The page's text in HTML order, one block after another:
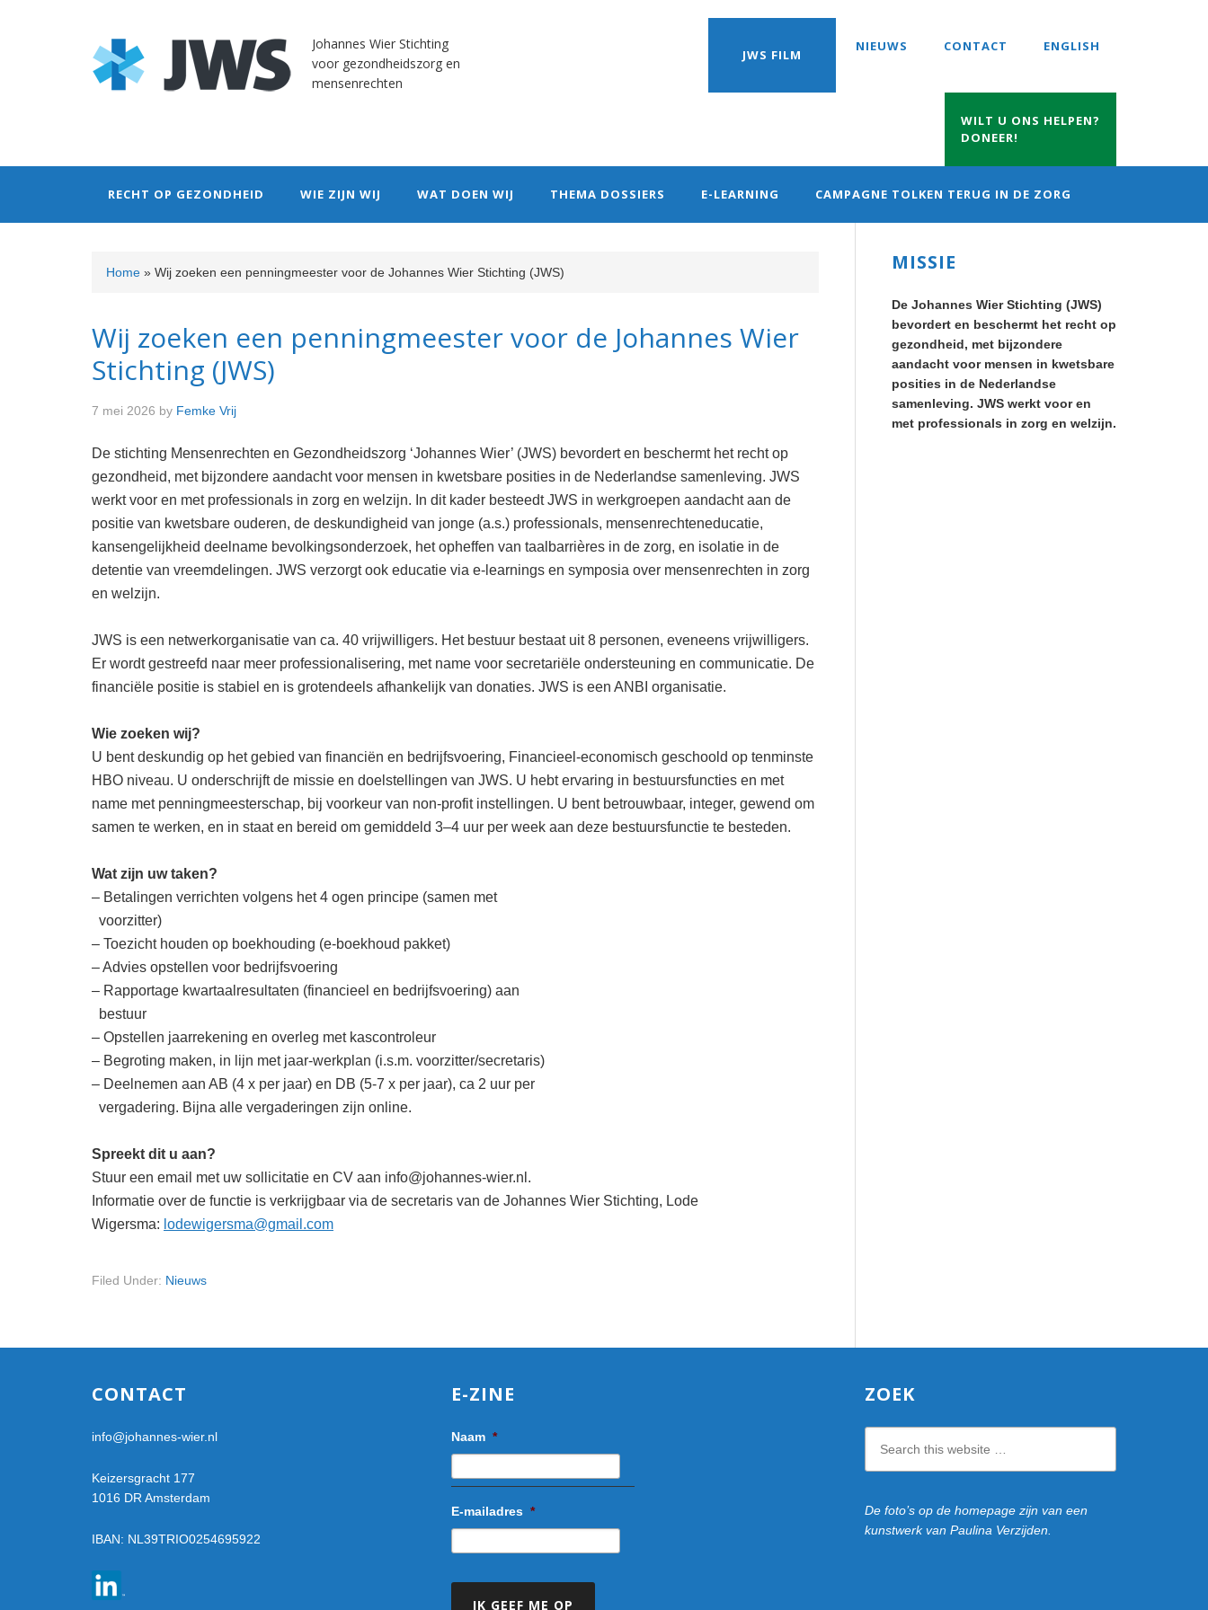
Johannes Wier Stichting
voor gezondheidszorg en
mensenrechten
JWS FILM
NIEUWS CONTACT ENGLISH
WILT U ONS HELPEN?
DONEER!
RECHT OP GEZONDHEID WIE ZIJN WIJ WAT DOEN WIJ THEMA DOSSIERS E-LEARNING CAMPAGNE TOLKEN TERUG IN DE ZORG
Home » Wij zoeken een penningmeester voor de Johannes Wier Stichting (JWS)
Wij zoeken een penningmeester voor de Johannes Wier
Stichting (JWS)
7 mei 2026 by Femke Vrij
De stichting Mensenrechten en Gezondheidszorg ‘Johannes Wier’ (JWS) bevordert en beschermt het recht op
gezondheid, met bijzondere aandacht voor mensen in kwetsbare posities in de Nederlandse samenleving. JWS
werkt voor en met professionals in zorg en welzijn. In dit kader besteedt JWS in werkgroepen aandacht aan de
positie van kwetsbare ouderen, de deskundigheid van jonge (a.s.) professionals, mensenrechteneducatie,
kansengelijkheid deelname bevolkingsonderzoek, het opheffen van taalbarrières in de zorg, en isolatie in de
detentie van vreemdelingen. JWS verzorgt ook educatie via e-learnings en symposia over mensenrechten in zorg
en welzijn.
JWS is een netwerkorganisatie van ca. 40 vrijwilligers. Het bestuur bestaat uit 8 personen, eveneens vrijwilligers.
Er wordt gestreefd naar meer professionalisering, met name voor secretariële ondersteuning en communicatie. De
financiële positie is stabiel en is grotendeels afhankelijk van donaties. JWS is een ANBI organisatie.
Wie zoeken wij?
U bent deskundig op het gebied van financiën en bedrijfsvoering, Financieel-economisch geschoold op tenminste
HBO niveau. U onderschrijft de missie en doelstellingen van JWS. U hebt ervaring in bestuursfuncties en met
name met penningmeesterschap, bij voorkeur van non-profit instellingen. U bent betrouwbaar, integer, gewend om
samen te werken, en in staat en bereid om gemiddeld 3–4 uur per week aan deze bestuursfunctie te besteden.
Wat zijn uw taken?
– Betalingen verrichten volgens het 4 ogen principe (samen met
voorzitter)
– Toezicht houden op boekhouding (e-boekhoud pakket)
– Advies opstellen voor bedrijfsvoering
– Rapportage kwartaalresultaten (financieel en bedrijfsvoering) aan
bestuur
– Opstellen jaarrekening en overleg met kascontroleur
– Begroting maken, in lijn met jaar-werkplan (i.s.m. voorzitter/secretaris)
– Deelnemen aan AB (4 x per jaar) en DB (5-7 x per jaar), ca 2 uur per
vergadering. Bijna alle vergaderingen zijn online.
Spreekt dit u aan?
Stuur een email met uw sollicitatie en CV aan info@johannes-wier.nl.
Informatie over de functie is verkrijgbaar via de secretaris van de Johannes Wier Stichting, Lode
Wigersma: lodewigersma@gmail.com
Filed Under: Nieuws
Primary
MISSIE
De Johannes Wier Stichting (JWS)
bevordert en beschermt het recht op
gezondheid, met bijzondere
aandacht voor mensen in kwetsbare
posities in de Nederlandse
samenleving. JWS werkt voor en
met professionals in zorg en welzijn.
CONTACT
info@johannes-wier.nl
Keizersgracht 177
1016 DR Amsterdam
IBAN: NL39TRIO0254695922
E-ZINE
Naam *
E-mailadres *
ZOEK
this
website
De foto’s op de homepage zijn van een
kunstwerk van Paulina Verzijden.